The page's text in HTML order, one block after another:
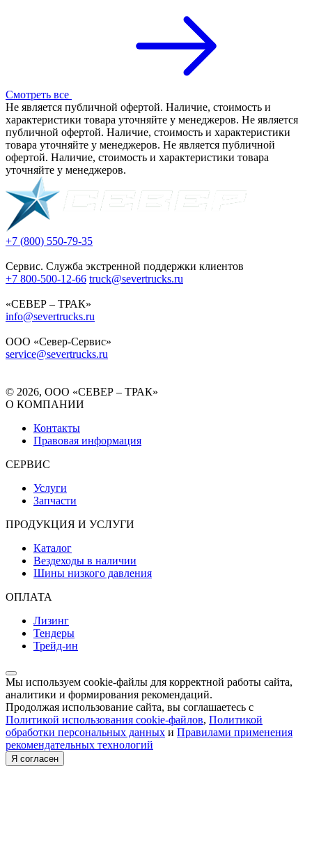
Смотреть все
Не является публичной офертой. Наличие, стоимость и
характеристики товара уточняйте у менеджеров. Не является
публичной офертой. Наличие, стоимость и характеристики
товара уточняйте у менеджеров. Не является публичной
офертой. Наличие, стоимость и характеристики товара
уточняйте у менеджеров.
+7 (800) 550-79-35
Сервис. Служба экстренной поддержки клиентов
+7 800-500-12-66 truck@severtrucks.ru
«СЕВЕР – ТРАК»
info@severtrucks.ru
ООО «Север-Сервис»
service@severtrucks.ru
© 2026, ООО «СЕВЕР – ТРАК»
О КОМПАНИИ
Контакты
Правовая информация
СЕРВИС
Услуги
Запчасти
ПРОДУКЦИЯ И УСЛУГИ
Каталог
Вездеходы в наличии
Шины низкого давления
ОПЛАТА
Лизинг
Тендеры
Трейд-ин
Мы используем cookie-файлы для корректной работы сайта,
аналитики и формирования рекомендаций.
Продолжая использование сайта, вы соглашаетесь с
Политикой использования cookie-файлов, Политикой
обработки персональных данных и Правилами применения
рекомендательных технологий
Я согласен